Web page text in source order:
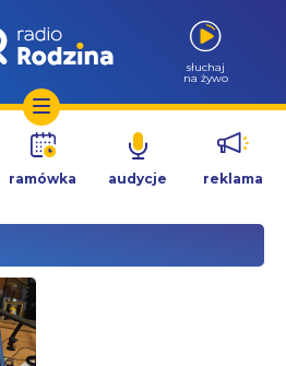
słuchaj
na żywo
ramówka audycje reklama